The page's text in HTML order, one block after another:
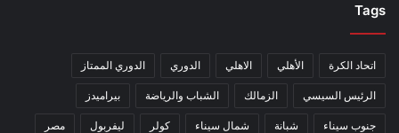
Tags
اتحاد الكرة الأهلي الاهلي الدوري الدوري الممتاز
الرئيس السيسي الزمالك الشباب والرياضة بيراميدز
جنوب سيناء شبانة شمال سيناء كولر ليفربول مصر